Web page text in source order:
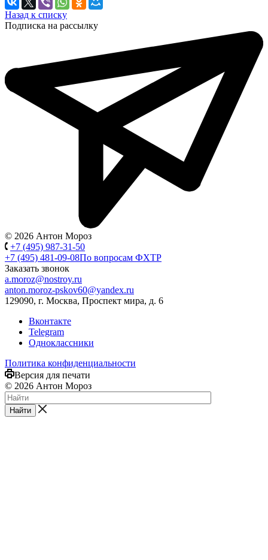
Назад к списку
Подписка на рассылку
© 2026 Антон Мороз
+7 (495) 987-31-50
+7 (495) 481-09-08По вопросам ФХТР
Заказать звонок
a.moroz@nostroy.ru
anton.moroz-pskov60@yandex.ru
129090, г. Москва, Проспект мира, д. 6
Вконтакте
Telegram
Одноклассники
Политика конфиденциальности
Версия для печати
© 2026 Антон Мороз
Найти